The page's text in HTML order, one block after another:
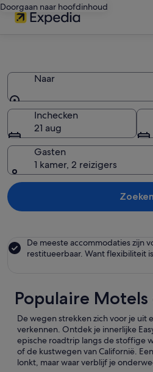
Doorgaan naar hoofdinhoud
Naar
Naar
Inchecken
21 aug
Gasten
1 kamer, 2 reizigers
Zoeken
De meeste accommodaties zijn
restitueerbaar. Want flexibiliteit
Populaire Motels
De wegen strekken zich voor je uit
verkennen. Ontdek je innerlijke
epische roadtrip langs de stoffige
of de kustwegen van Californië.
lonkt, maar waar verblijf je